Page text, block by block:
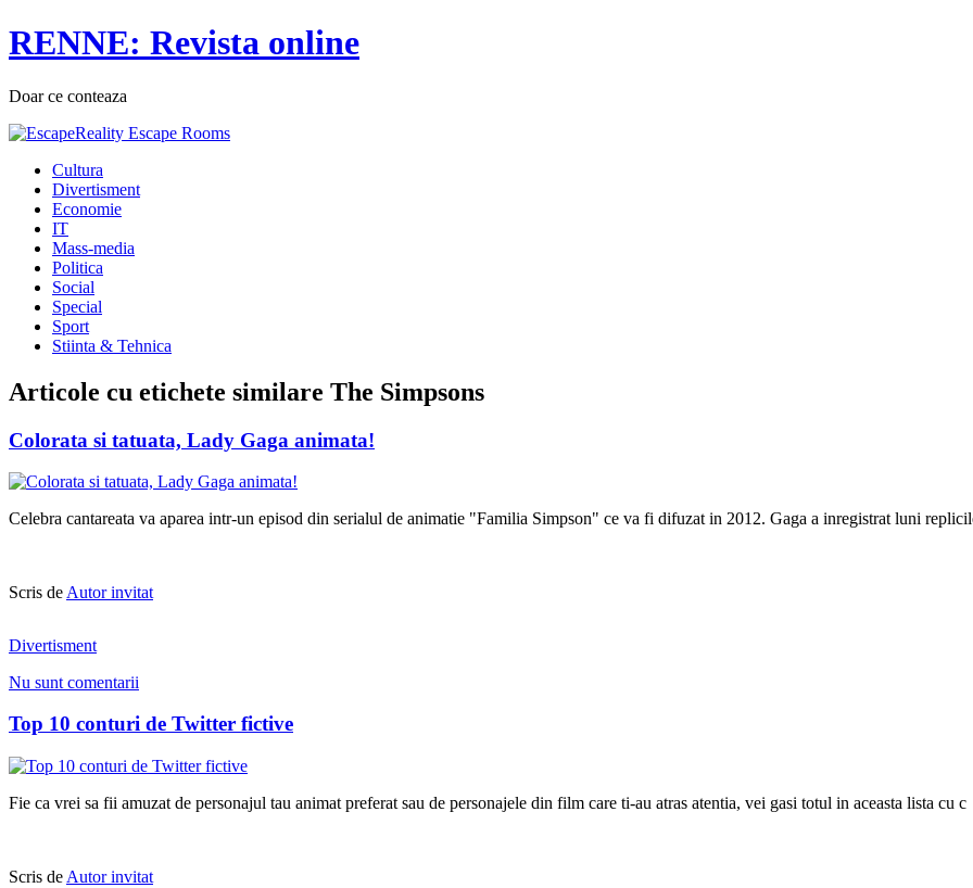
RENNE: Revista online
Doar ce conteaza
Cultura
Divertisment
Economie
IT
Mass-media
Politica
Social
Special
Sport
Stiinta & Tehnica
Articole cu etichete similare The Simpsons
Colorata si tatuata, Lady Gaga animata!
Celebra cantareata va aparea intr-un episod din serialul de animatie "Familia Simpson" ce va fi difuzat in 2012. Gaga a inregistrat luni
Scris deAutor invitat
Divertisment
Nu sunt comentarii
Top 10 conturi de Twitter fictive
Fie ca vrei sa fii amuzat de personajul tau animat preferat sau de personajele din film care ti-au atras atentia, vei gasi totul in aceasta lista cu c
Scris de Autor invitat